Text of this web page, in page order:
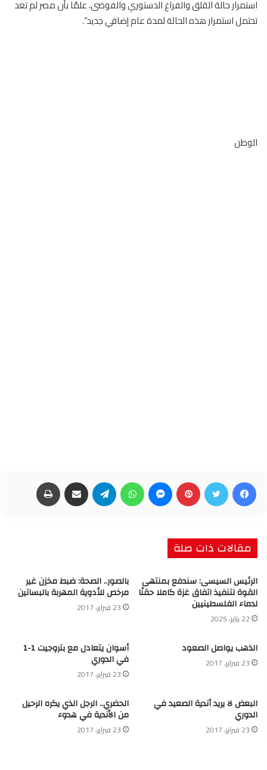
استمرار حالة القلق والفراغ الدستوري والفوضى، علمًا بأن مصر لم تعد
تحتمل استمرار هذه الحالة لمدة عام إضافي جديد”.
الوطن
فيسبوك تويتر بينتيريست ماسنجر واتساب تيلقرام مشاركة عبر البريد
مقالات ذات صلة
الرئيس السيسى: سندفع بمنتهى
القوة لتنفيذ اتفاق غزة كاملا حقنًا
لدماء الفلسطينيين
22 يناير، 2025
بالصور.. الصحة: ضبط مخزن غير
مرخص للأدوية المهربة بالبساتين
23 فبراير، 2017
الذهب يواصل الصعود
23 فبراير، 2017
أسوان يتعادل مع بتروجيت 1-1
في الدوري
23 فبراير، 2017
البعض لا يريد أندية الصعيد في
الدوري
23 فبراير، 2017
الحضري.. الرجل الذي يكره الرحيل
من الأندية في هدوء
23 فبراير، 2017